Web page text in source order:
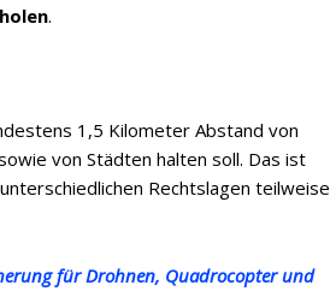
.
1,5 Kilometer Abstand von
von Städten halten soll. Das ist
Rechtslagen teilweise
für Drohnen, Quadrocopter und